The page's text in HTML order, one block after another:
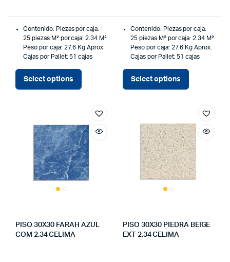
Contenido: Piezas por caja:
25 piezas M² por caja: 2.34 M²
Peso por caja: 27.6 Kg Aprox.
Cajas por Pallet: 51 cajas
Select options
Contenido: Piezas por caja:
25 piezas M² por caja: 2.34 M²
Peso por caja: 27.6 Kg Aprox.
Cajas por Pallet: 51 cajas
Select options
PISO 30X30 FARAH AZUL
COM 2.34 CELIMA
PISO 30X30 PIEDRA BEIGE
EXT 2.34 CELIMA